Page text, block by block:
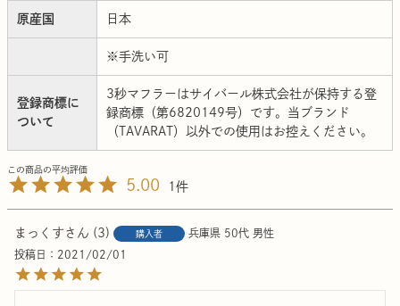
原産国 日本
※手洗い可
登録商標に
ついて
3秒マフラーはサイバール株式会社が保持する登
録商標（第6820149号）です。当ブランド
（TAVARAT）以外での使用はお控えください。
5.00 1
まっくす 3 購入者 兵庫県 50代 男性
投稿日
2021/02/01